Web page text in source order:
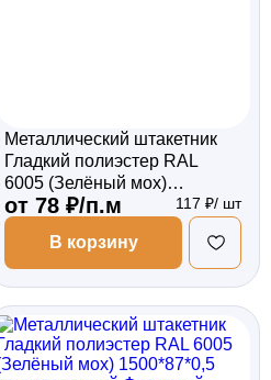
Металлический штакетник
Гладкий полиэстер RAL
6005 (Зелёный мох)
1500*87*0,5 односторонний
Прямой
от 78 ₽/п.м 117 ₽/ шт
В корзину